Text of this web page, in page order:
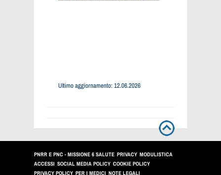
Ultimo aggiornamento: 12.06.2026
PNRR E PNC - MISSIONE 6 SALUTE PRIVACY MODULISTICA
ACCESSI SOCIAL MEDIA POLICY COOKIE POLICY
PRIVACY POLICY PER I MEDICI NOTE LEGALI